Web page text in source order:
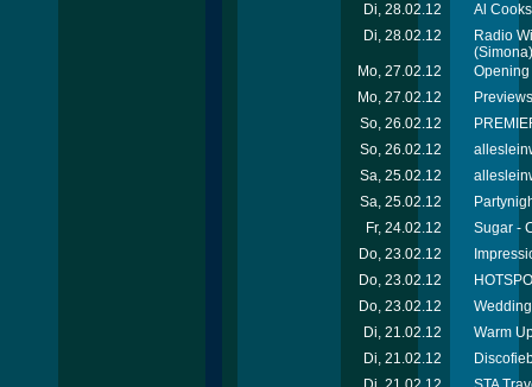
Di, 28.02.12
Al
Di, 28.02.12
Radio
(Simona)
Mo, 27.02.12
Mo, 27.02.12
So, 26.02.12
So, 26.02.12
Sa, 25.02.12
Sa, 25.02.12
Fr, 24.02.12
Sugar -
Do, 23.02.12
Do, 23.02.12
Do, 23.02.12
Di, 21.02.12
Warm
Di, 21.02.12